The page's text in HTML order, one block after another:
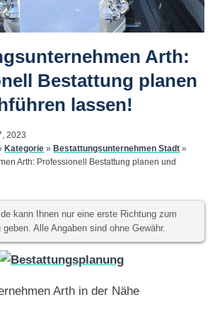
Arth:
Bestattung planen
lassen!
2023
Kategorie » Bestattungsunternehmen Stadt »
Arth: Professionell Bestattung planen und
kann Ihnen nur eine erste Richtung zum
Alle Angaben sind ohne Gewähr.
Arth in der Nähe